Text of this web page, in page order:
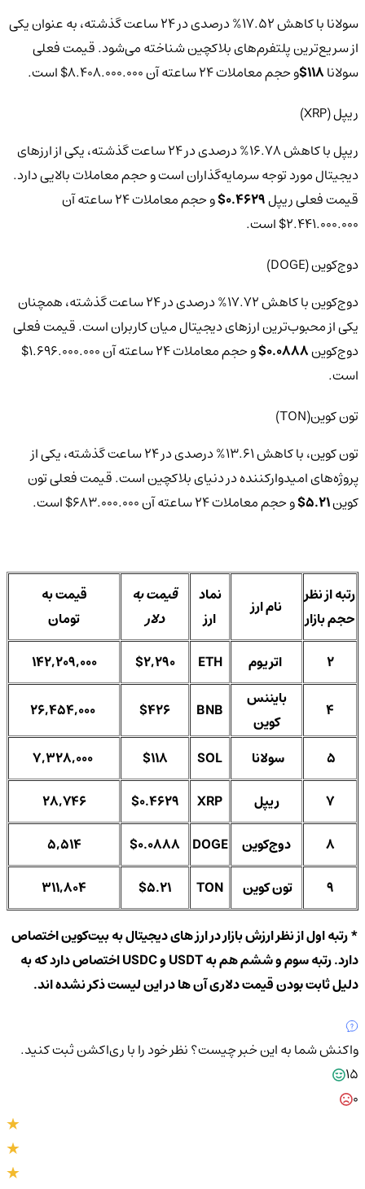
سولانا با کاهش 17.52% درصدی در 24 ساعت گذشته، به عنوان یکی
از سریع‌ترین پلتفرم‌های بلاکچین شناخته می‌شود. قیمت فعلی
سولانا118$ و حجم معاملات 24 ساعته آن 8.408.000.000$ است.
ریپل (XRP)
ریپل با کاهش 16.78% درصدی در 24 ساعت گذشته، یکی از ارزهای
دیجیتال مورد توجه سرمایه‌گذاران است و حجم معاملات بالایی دارد.
قیمت فعلی ریپل0.4629$
و حجم معاملات 24 ساعته آن
2.441.000.000$ است.
دوج‌کوین (DOGE)
دوج‌کوین با کاهش 17.72% درصدی در 24 ساعت گذشته، همچنان
یکی از محبوب‌ترین ارزهای دیجیتال میان کاربران است. قیمت فعلی
دوج‌کوین0.0888$
و حجم معاملات 24 ساعته آن 1.696.000.000$
است.
تون کوین(TON)
تون کوین، با کاهش 13.61% درصدی در 24 ساعت گذشته، یکی از
پروژه‌های امیدوارکننده در دنیای بلاکچین است. قیمت فعلی تون
کوین5.21$ و حجم معاملات 24 ساعته آن 683.000.000$ است.
قیمت به
تومان
قیمت به
دلار
نماد
ارز
نام ارز
رتبه از نظر
حجم بازار
142,209,000
$2,290 ETH 2
26,454,000 $426 BNB
بایننس
کوین
4
7,328,000 $118 SOL سولانا
5
28,746
$0.4629 XRP ریپل
7
5,514
$0.0888 DOGE دوج‌کوین
8
311,804
$5.21 TON تون کوین 9
* رتبه اول از نظر ارزش بازار در ارز های دیجیتال به بیت‌کوین اختصاص
دارد. رتبه سوم و ششم هم به USDT و USDC اختصاص دارد که به
دلیل ثابت بودن قیمت دلاری آن ها در این لیست ذکر نشده اند.
واکنش شما به این خبر چیست؟نظر خود را با ری‌اکشن ثبت کنید.
15